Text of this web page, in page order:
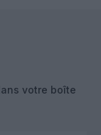
votre boîte